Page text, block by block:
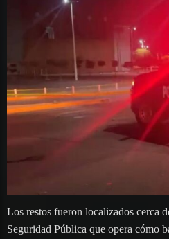
Los restos fueron localizados cerca
Seguridad Pública que opera cómo